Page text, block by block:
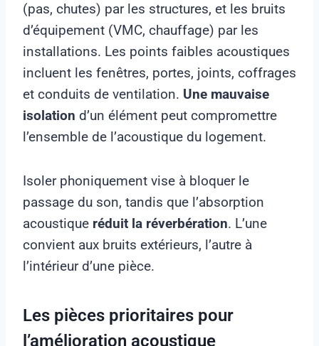
(pas, chutes) par les structures, et les bruits
d’équipement (VMC, chauffage) par les
installations. Les points faibles acoustiques
incluent les fenêtres, portes, joints, coffrages
et conduits de ventilation. Une mauvaise
isolation d’un élément peut compromettre
l’ensemble de l’acoustique du logement.
Isoler phoniquement vise à bloquer le
passage du son, tandis que l’absorption
acoustique réduit la réverbération. L’une
convient aux bruits extérieurs, l’autre à
l’intérieur d’une pièce.
Les pièces prioritaires pour
l’amélioration acoustique